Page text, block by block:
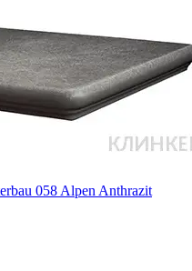
058 Alpen Anthrazit